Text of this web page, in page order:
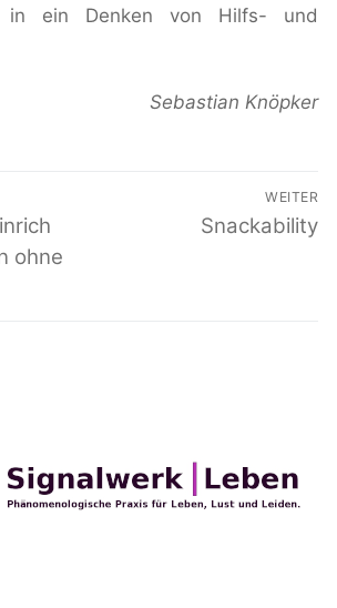
in ein Denken von Hilfs- und
Sebastian Knöpker
ohne
WEITER
Nächster
Snackability